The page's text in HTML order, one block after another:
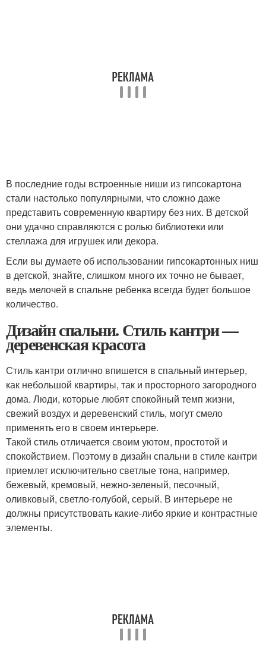
В последние годы встроенные ниши из гипсокартона
стали настолько популярными, что сложно даже
представить современную квартиру без них. В детской
они удачно справляются с ролью библиотеки или
стеллажа для игрушек или декора.
Если вы думаете об использовании гипсокартонных ниш
в детской, знайте, слишком много их точно не бывает,
ведь мелочей в спальне ребенка всегда будет большое
количество.
Дизайн спальни. Стиль кантри —
деревенская красота
Стиль кантри отлично впишется в спальный интерьер,
как небольшой квартиры, так и просторного загородного
дома. Люди, которые любят спокойный темп жизни,
свежий воздух и деревенский стиль, могут смело
применять его в своем интерьере.
Такой стиль отличается своим уютом, простотой и
спокойствием. Поэтому в дизайн спальни в стиле кантри
приемлет исключительно светлые тона, например,
бежевый, кремовый, нежно-зеленый, песочный,
оливковый, светло-голубой, серый. В интерьере не
должны присутствовать какие-либо яркие и контрастные
элементы.